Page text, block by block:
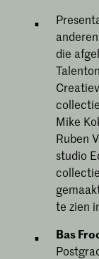
die
Mike
Ruben
studio
te zien
Bas